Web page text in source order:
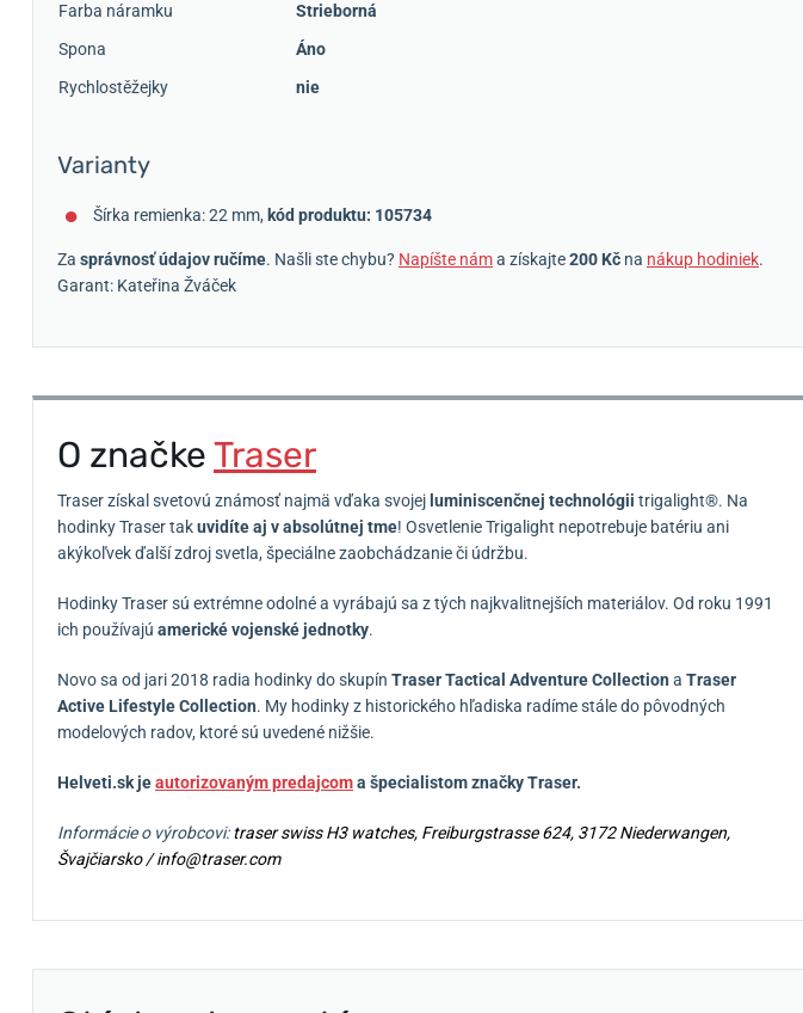
Farba náramku
Strieborná
Spona
Áno
Rychlostěžejky
nie
Varianty
Šírka remienka: 22 mm, kód produktu: 105734
Za správnosť údajov ručíme. Našli ste chybu? Napíšte náma získajte200 Kč na nákup hodiniek.
Garant: Kateřina Žváček
O značkeTraser
Traser získal svetovú známosť najmä vďaka svojej luminiscenčnej technológii trigalight®. Na
hodinky Traser takuvidíte aj v absolútnej tme! Osvetlenie Trigalight nepotrebuje batériu ani
akýkoľvek ďalší zdroj svetla, špeciálne zaobchádzanie či údržbu.
Hodinky Traser sú extrémne odolné a vyrábajú sa z tých najkvalitnejších materiálov. Od roku 1991
ich používajú americké vojenské jednotky.
Novo sa od jari 2018 radia hodinky do skupín Traser Tactical Adventure Collection a Traser
Active Lifestyle Collection. My hodinky z historického hľadiska radíme stále do pôvodných
modelových radov, ktoré sú uvedené nižšie.
Helveti.sk jeautorizovaným predajcoma špecialistom značkyTraser.
Informácie o výrobcovi:traser swiss H3 watches, Freiburgstrasse 624, 3172 Niederwangen,
Švajčiarsko / info@traser.com